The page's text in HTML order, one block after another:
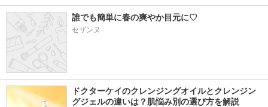
誰でも簡単に春の爽やか目元に♡
セザンヌ
ドクターケイのクレンジングオイルとクレンジン
グジェルの違いは？肌悩み別の選び方を解説